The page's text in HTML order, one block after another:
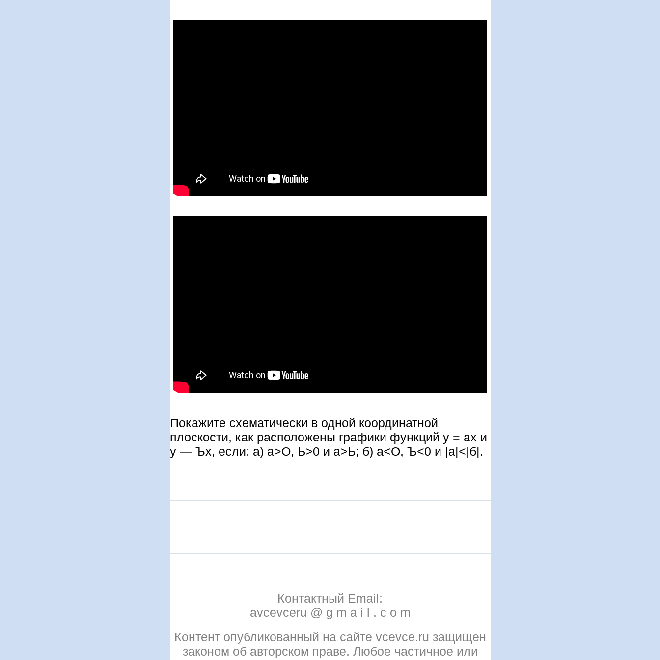
Покажите схематически в одной координатной
плоскости, как расположены графики функций у = ах и
у — Ъх, если: а) а>О, Ь>0 и а>Ь; б) а<О, Ъ<0 и |а|<|б|.
Контактный Email:
avcevceru @ g m a i l . c o m
Контент опубликованный на сайте vcevce.ru защищен
законом об авторском праве. Любое частичное или